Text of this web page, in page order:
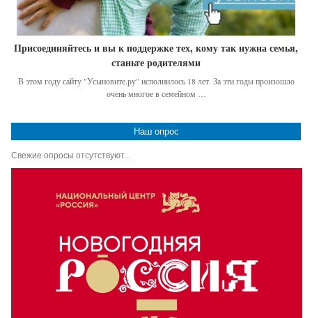
Присоединяйтесь и вы к поддержке тех, кому так нужна семья,
станьте родителями
В этом году сайту "Усыновите.ру" исполнилось 18 лет. За эти годы произошло
очень многое в семейном …
Наш опрос
Свежие опросы отсутствуют...